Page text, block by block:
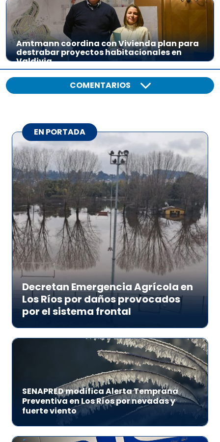
Amtmann coordina con Vivienda plan para
destrabar proyectos habitacionales en
Valdivia
COMENTARIOS
EN PORTADA
Decretan Emergencia Agrícola en
Los Ríos por daños provocados
por el sistema frontal
SENAPRED modifica Alerta Temprana
Preventiva en Los Ríos por nevadas y
fuerte viento